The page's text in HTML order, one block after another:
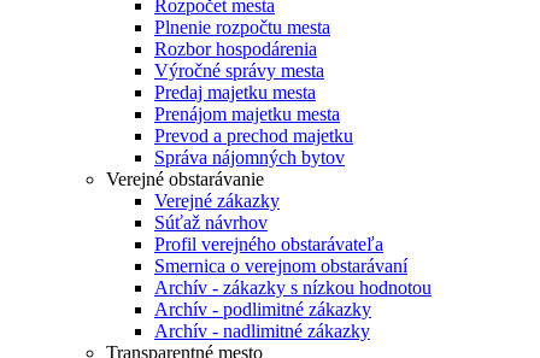
Rozpočet mesta
Plnenie rozpočtu mesta
Rozbor hospodárenia
Výročné správy mesta
Predaj majetku mesta
Prenájom majetku mesta
Prevod a prechod majetku
Správa nájomných bytov
Verejné obstarávanie
Verejné zákazky
Súťaž návrhov
Profil verejného obstarávateľa
Smernica o verejnom obstarávaní
Archív - zákazky s nízkou hodnotou
Archív - podlimitné zákazky
Archív - nadlimitné zákazky
Transparentné mesto